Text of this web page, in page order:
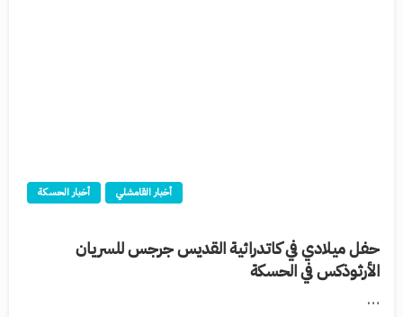
أخبار الحسكة أخبار القامشلي
حفل ميلادي في كاتدرائية القديس جرجس للسريان
الأرثوذكس في الحسكة
…